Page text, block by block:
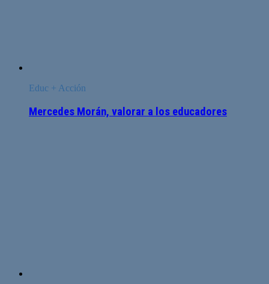
Educ + Acción
Mercedes Morán, valorar a los educadores